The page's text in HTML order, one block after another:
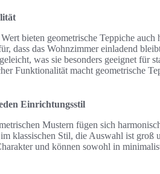
bieten geometrische Teppiche
dass das Wohnzimmer einladend
was sie besonders geeignet für
Funktionalität macht geometrische
Einrichtungsstil
Mustern fügen sich
klassischen Stil, die Auswahl ist
und können sowohl in